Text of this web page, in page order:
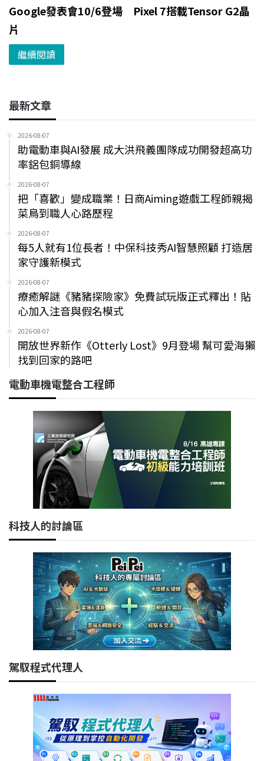
Google發表會10/6登場 Pixel 7搭載Tensor G2晶
片
繼續閱讀
最新文章
2026-08-07
助電動車與AI發展 成大洪飛義團隊成功開發超高功
率鋁包銅導線
2026-08-07
把「喜歡」變成職業！日商Aiming遊戲工程師親揭
菜鳥到職人心路歷程
2026-08-07
每5人就有1位長者！中保科技秀AI智慧照顧 打造居
家守護新模式
2026-08-07
療癒解謎《豬豬探險家》免費試玩版正式釋出！貼
心加入注音與假名模式
2026-08-07
開放世界新作《Otterly Lost》9月登場 幫可愛海獺
找到回家的路吧
電動車機電整合工程師
科技人的討論區
駕馭程式代理人